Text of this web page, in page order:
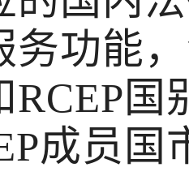
务功能
RCEP
成员国